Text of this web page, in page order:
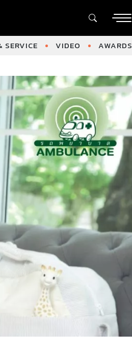
SERVICE VIDEO AWARDS